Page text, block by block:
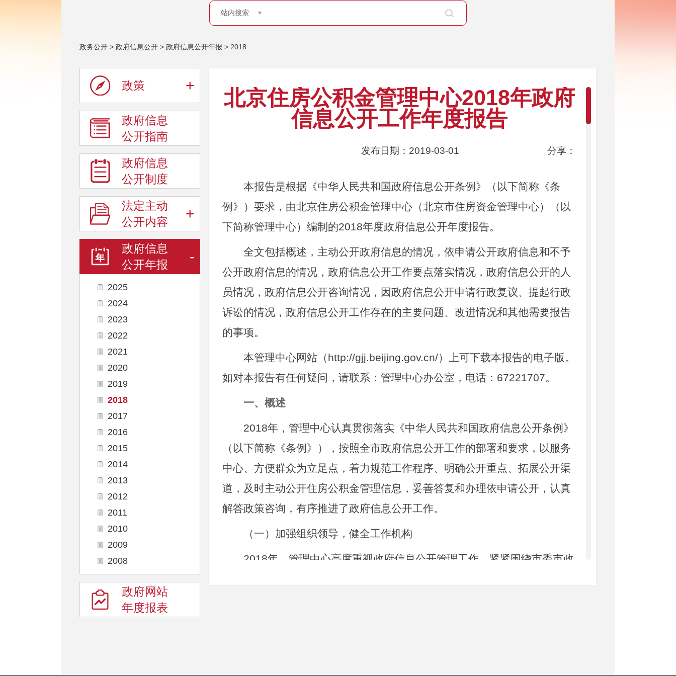
站内搜索
政务公开 > 政府信息公开 > 政府信息公开年报 > 2018
政策 +
政府信息
公开指南
政府信息
公开制度
法定主动
公开内容
+
政府信息
公开年报
-
2025
2024
2023
2022
2021
2020
2019
2018
2017
2016
2015
2014
2013
2012
2011
2010
2009
2008
政府网站
年度报表
北京住房公积金管理中心2018年政府
信息公开工作年度报告
发布日期：2019-03-01 分享：
本报告是根据《中华人民共和国政府信息公开条例》（以下简称《条
例》）要求，由北京住房公积金管理中心（北京市住房资金管理中心）（以
下简称管理中心）编制的2018年度政府信息公开年度报告。
全文包括概述，主动公开政府信息的情况，依申请公开政府信息和不予
公开政府信息的情况，政府信息公开工作要点落实情况，政府信息公开的人
员情况，政府信息公开咨询情况，因政府信息公开申请行政复议、提起行政
诉讼的情况，政府信息公开工作存在的主要问题、改进情况和其他需要报告
的事项。
本管理中心网站（http://gjj.beijing.gov.cn/）上可下载本报告的电子版。
如对本报告有任何疑问，请联系：管理中心办公室，电话：67221707。
一、概述
2018年，管理中心认真贯彻落实《中华人民共和国政府信息公开条例》
（以下简称《条例》），按照全市政府信息公开工作的部署和要求，以服务
中心、方便群众为立足点，着力规范工作程序、明确公开重点、拓展公开渠
道，及时主动公开住房公积金管理信息，妥善答复和办理依申请公开，认真
解答政策咨询，有序推进了政府信息公开工作。
（一）加强组织领导，健全工作机构
2018年，管理中心高度重视政府信息公开管理工作，紧紧围绕市委市政